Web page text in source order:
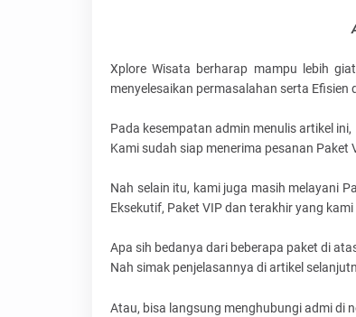
Xplore Wisata berharap mampu lebih
menyelesaikan permasalahan serta
Pada kesempatan admin menulis artikel ini,
Kami sudah siap menerima pesanan
Nah selain itu, kami juga masih melayani
Eksekutif, Paket VIP dan terakhir yang
Apa sih bedanya dari beberapa paket di
Nah simak penjelasannya di artikel
Atau, bisa langsung menghubungi admi di